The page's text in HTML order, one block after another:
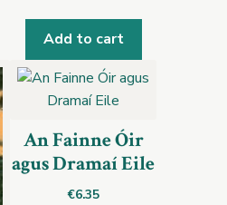
Add to cart
An Fainne Óir
agus Dramaí Eile
€6.35